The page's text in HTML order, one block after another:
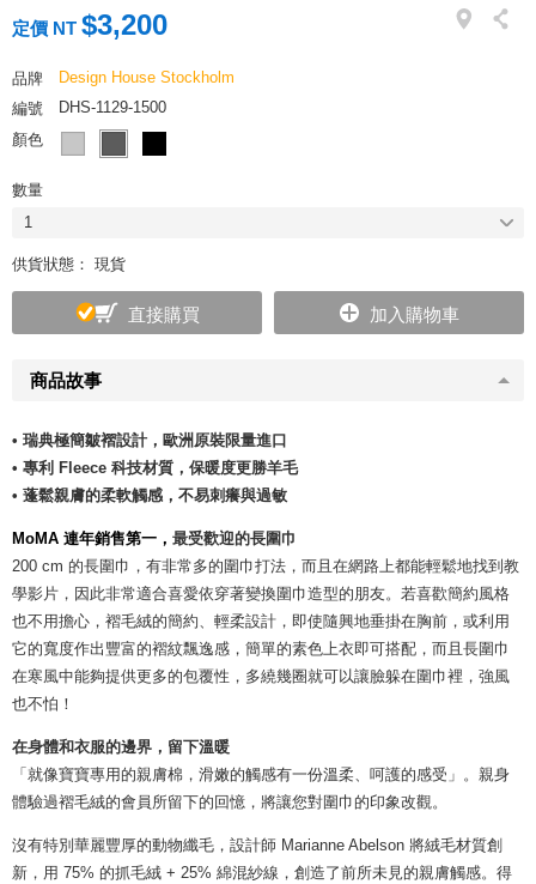
商品故事
• 瑞典極簡皺褶設計，歐洲原裝限量進口
• 專利 Fleece 科技材質，保暖度更勝羊毛
• 蓬鬆親膚的柔軟觸感，不易刺癢與過敏
MoMA 連年銷售第一， 最受歡迎的長圍巾
200 cm 的長圍巾，有非常多的圍巾打法，而且在網路上都能輕鬆地找到教
學影片，因此非常適合喜愛依穿著變換圍巾造型的朋友。若喜歡簡約風格
也不用擔心，褶毛絨的簡約、輕柔設計，即使隨興地垂掛在胸前，或利用
它的寬度作出豐富的褶紋飄逸感，簡單的素色上衣即可搭配，而且長圍巾
在寒風中能夠提供更多的包覆性，多繞幾圈就可以讓臉躲在圍巾裡，強風
也不怕！
在身體和衣服的邊界，留下溫暖
「就像寶寶專用的親膚棉，滑嫩的觸感有一份溫柔、呵護的感受」。親身
體驗過褶毛絨的會員所留下的回憶，將讓您對圍巾的印象改觀。
沒有特別華麗豐厚的動物纖毛，設計師 Marianne Abelson 將絨毛材質創
新，用 75% 的抓毛絨 + 25% 綿混紗線，創造了前所未見的親膚觸感。得
定價 NT $3,200
品牌
Design House Stockholm
編號
DHS-1129-1500
顏色
數量
1
供貨狀態： 現貨
直接購買 加入購物車